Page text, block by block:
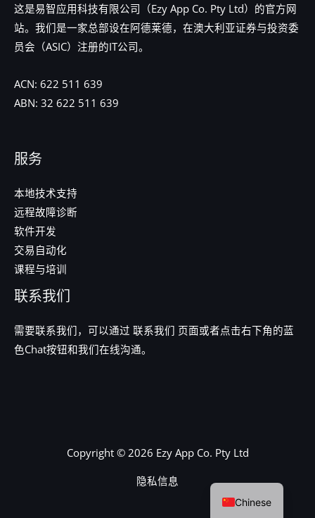
这是易智应用科技有限公司（Ezy App Co. Pty Ltd）的官方网
站。我们是一家总部设在阿德莱德，在澳大利亚证券与投资委
员会（ASIC）注册的IT公司。
ACN: 622 511 639
ABN: 32 622 511 639
服务
本地技术支持
远程故障诊断
软件开发
交易自动化
课程与培训
联系我们
需要联系我们，可以通过 联系我们 页面或者点击右下角的蓝
色Chat按钮和我们在线沟通。
Copyright © 2026 Ezy App Co. Pty Ltd
隐私信息
Chinese